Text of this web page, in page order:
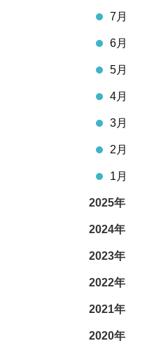
7月
6月
5月
4月
3月
2月
1月
2025年
2024年
2023年
2022年
2021年
2020年